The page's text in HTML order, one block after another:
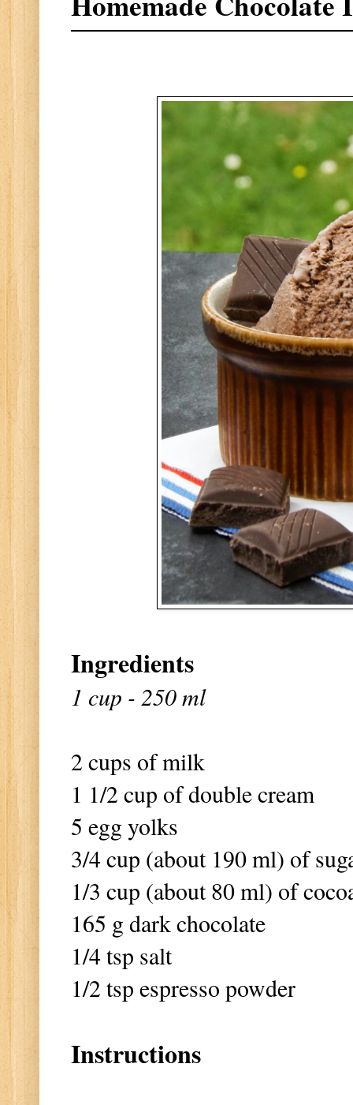
Ingredients
1 cup - 250 ml
2 cups of milk
1 1/2 cup of double cream
5 egg yolks
3/4 cup (about 190 ml) of
1/3 cup (about 80 ml) of
165 g dark chocolate
1/4 tsp salt
1/2 tsp espresso powder
Instructions